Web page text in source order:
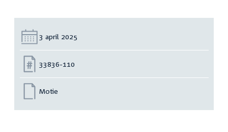
Datum:
3 april 2025
Nummer:
33836-110
Motie